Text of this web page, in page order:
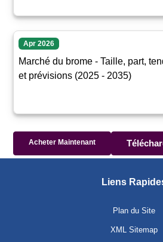
Apr 2026
Marché du brome - Taille, part,
et prévisions (2025 - 2035)
Acheter Maintenant
Liens
Plan du Site
XML Sitemap